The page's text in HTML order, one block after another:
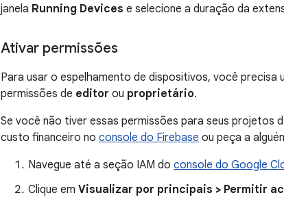
janela Running Devices e selecione a duração da
Ativar permissões
Para usar o espelhamento de dispositivos, você precisa
permissões de editor ou proprietário.
Se você não tiver essas permissões para seus projetos
custo financeiro no console do Firebase ou peça a
Navegue até a seção IAM do console do Google
Clique em Visualizar por principais > Permitir